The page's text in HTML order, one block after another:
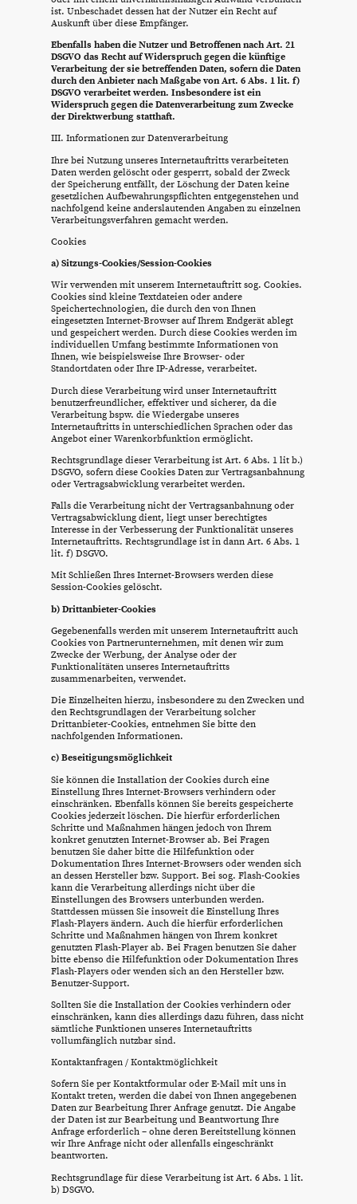
ist. Unbeschadet dessen hat der Nutzer ein Recht auf
Auskunft über diese Empfänger.
Ebenfalls haben die Nutzer und Betroffenen nach Art. 21
DSGVO das Recht auf Widerspruch gegen die künftige
Verarbeitung der sie betreffenden Daten, sofern die Daten
durch den Anbieter nach Maßgabe von Art. 6 Abs. 1 lit. f)
DSGVO verarbeitet werden. Insbesondere ist ein
Widerspruch gegen die Datenverarbeitung zum Zwecke
der Direktwerbung statthaft.
III. Informationen zur Datenverarbeitung
Ihre bei Nutzung unseres Internetauftritts verarbeiteten
Daten werden gelöscht oder gesperrt, sobald der Zweck
der Speicherung entfällt, der Löschung der Daten keine
gesetzlichen Aufbewahrungspflichten entgegenstehen und
nachfolgend keine anderslautenden Angaben zu einzelnen
Verarbeitungsverfahren gemacht werden.
Cookies
a) Sitzungs-Cookies/Session-Cookies
Wir verwenden mit unserem Internetauftritt sog. Cookies.
Cookies sind kleine Textdateien oder andere
Speichertechnologien, die durch den von Ihnen
eingesetzten Internet-Browser auf Ihrem Endgerät ablegt
und gespeichert werden. Durch diese Cookies werden im
individuellen Umfang bestimmte Informationen von
Ihnen, wie beispielsweise Ihre Browser- oder
Standortdaten oder Ihre IP-Adresse, verarbeitet.
Durch diese Verarbeitung wird unser Internetauftritt
benutzerfreundlicher, effektiver und sicherer, da die
Verarbeitung bspw. die Wiedergabe unseres
Internetauftritts in unterschiedlichen Sprachen oder das
Angebot einer Warenkorbfunktion ermöglicht.
Rechtsgrundlage dieser Verarbeitung ist Art. 6 Abs. 1 lit b.)
DSGVO, sofern diese Cookies Daten zur Vertragsanbahnung
oder Vertragsabwicklung verarbeitet werden.
Falls die Verarbeitung nicht der Vertragsanbahnung oder
Vertragsabwicklung dient, liegt unser berechtigtes
Interesse in der Verbesserung der Funktionalität unseres
Internetauftritts. Rechtsgrundlage ist in dann Art. 6 Abs. 1
lit. f) DSGVO.
Mit Schließen Ihres Internet-Browsers werden diese
Session-Cookies gelöscht.
b) Drittanbieter-Cookies
Gegebenenfalls werden mit unserem Internetauftritt auch
Cookies von Partnerunternehmen, mit denen wir zum
Zwecke der Werbung, der Analyse oder der
Funktionalitäten unseres Internetauftritts
zusammenarbeiten, verwendet.
Die Einzelheiten hierzu, insbesondere zu den Zwecken und
den Rechtsgrundlagen der Verarbeitung solcher
Drittanbieter-Cookies, entnehmen Sie bitte den
nachfolgenden Informationen.
c) Beseitigungsmöglichkeit
Sie können die Installation der Cookies durch eine
Einstellung Ihres Internet-Browsers verhindern oder
einschränken. Ebenfalls können Sie bereits gespeicherte
Cookies jederzeit löschen. Die hierfür erforderlichen
Schritte und Maßnahmen hängen jedoch von Ihrem
konkret genutzten Internet-Browser ab. Bei Fragen
benutzen Sie daher bitte die Hilfefunktion oder
Dokumentation Ihres Internet-Browsers oder wenden sich
an dessen Hersteller bzw. Support. Bei sog. Flash-Cookies
kann die Verarbeitung allerdings nicht über die
Einstellungen des Browsers unterbunden werden.
Stattdessen müssen Sie insoweit die Einstellung Ihres
Flash-Players ändern. Auch die hierfür erforderlichen
Schritte und Maßnahmen hängen von Ihrem konkret
genutzten Flash-Player ab. Bei Fragen benutzen Sie daher
bitte ebenso die Hilfefunktion oder Dokumentation Ihres
Flash-Players oder wenden sich an den Hersteller bzw.
Benutzer-Support.
Sollten Sie die Installation der Cookies verhindern oder
einschränken, kann dies allerdings dazu führen, dass nicht
sämtliche Funktionen unseres Internetauftritts
vollumfänglich nutzbar sind.
Kontaktanfragen / Kontaktmöglichkeit
Sofern Sie per Kontaktformular oder E-Mail mit uns in
Kontakt treten, werden die dabei von Ihnen angegebenen
Daten zur Bearbeitung Ihrer Anfrage genutzt. Die Angabe
der Daten ist zur Bearbeitung und Beantwortung Ihre
Anfrage erforderlich – ohne deren Bereitstellung können
wir Ihre Anfrage nicht oder allenfalls eingeschränkt
beantworten.
Rechtsgrundlage für diese Verarbeitung ist Art. 6 Abs. 1 lit.
b) DSGVO.